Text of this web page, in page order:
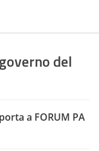
del
a FORUM PA